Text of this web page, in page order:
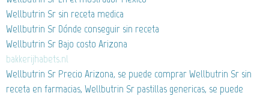
Wellbutrin Sr sin receta medica
Wellbutrin Sr Dónde conseguir sin receta
Wellbutrin Sr Bajo costo Arizona
bakkerijhabets.nl
Wellbutrin Sr Precio Arizona, se puede comprar Wellbutrin Sr sin
receta en farmacias, Wellbutrin Sr pastillas genericas, se puede